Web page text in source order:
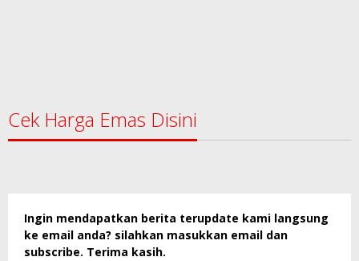
Cek Harga Emas Disini
Ingin mendapatkan berita terupdate kami langsung
ke email anda? silahkan masukkan email dan
subscribe. Terima kasih.